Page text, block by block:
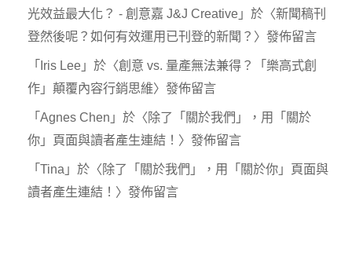
光效益最大化？ - 創意嘉 J&J Creative 」於〈新聞稿刊
登然後呢？如何有效運用已刊登的新聞？ 〉發佈留言
「 Iris Lee 」於〈創意 vs. 量產無法兼得？「樂高式創
作」顛覆內容行銷思維〉發佈留言
「 Agnes Chen 」於〈除了「關於我們」，用「關於
你」頁面與讀者產生連結！ 〉發佈留言
「 Tina 」於〈除了「關於我們」，用「關於你」頁面與
讀者產生連結！ 〉發佈留言